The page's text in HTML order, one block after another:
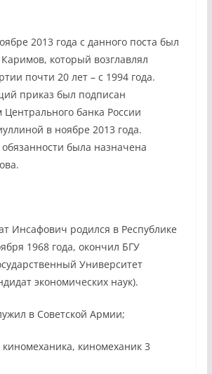
2013 года с данного поста был
который возглавлял
почти 20 лет – с 1994 года.
приказ был подписан
Центрального банка России
в ноябре 2013 года.
была назначена
Инсафович родился в Республике
1968 года, окончил БГУ
Университет
экономических наук).
в Советской Армии;
киномеханик 3